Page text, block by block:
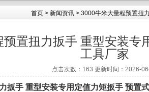
首页 > 新闻资讯 > 3000牛米大量程预置扭
预置扭力扳手 重型安装专
工具厂家
点击次数：163 更新时间：2026-
扳手 重型安装专用定值力矩扳手 预置